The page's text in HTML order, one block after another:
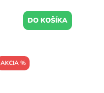
DO KOŠÍKA
AKCIA %